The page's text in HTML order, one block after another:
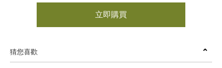
立即購買
猜您喜歡